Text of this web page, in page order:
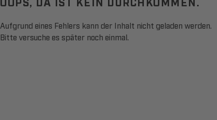
Aufgrund eines Fehlers kann der Inhalt nicht geladen werden.
Bitte versuche es später noch einmal.